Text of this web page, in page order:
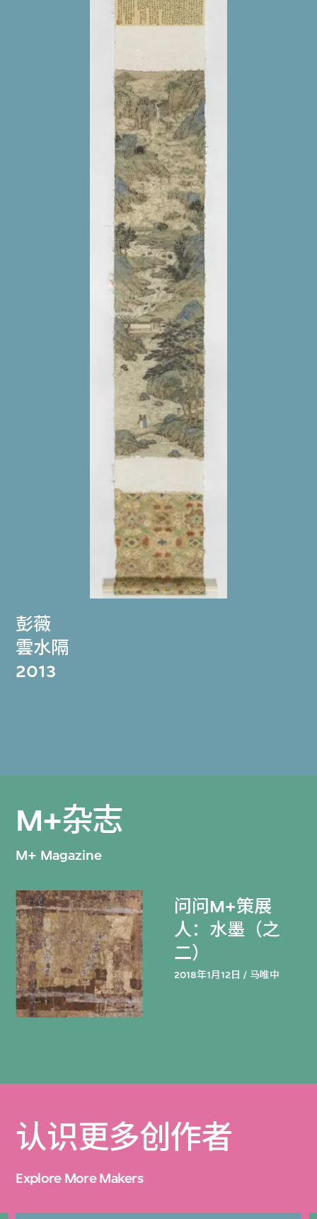
彭薇
雲水隔
2013
M+杂志
M+ Magazine
问问M+策展
人：水墨（之
二）
2018年1月12日 / 马唯中
认识更多创作者
Explore More Makers